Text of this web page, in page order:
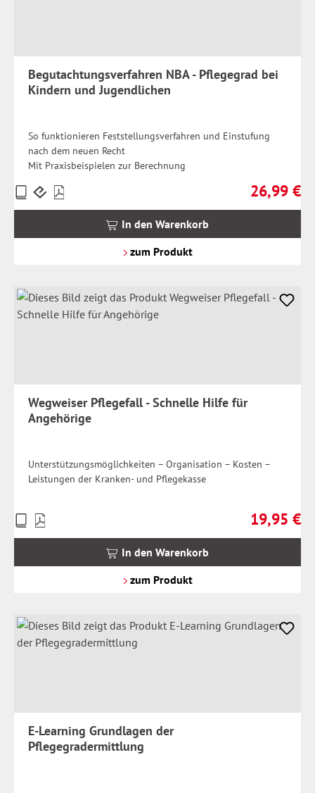
Begutachtungsverfahren NBA - Pflegegrad bei
Kindern und Jugendlichen
So funktionieren Feststellungsverfahren und Einstufung
nach dem neuen Recht
Mit Praxisbeispielen zur Berechnung
Regulärer
26,99 €
Preise
inkl.
In den Warenkorb
zum Produkt
Wegweiser Pflegefall - Schnelle Hilfe für
Angehörige
Unterstützungsmöglichkeiten – Organisation – Kosten –
Leistungen der Kranken- und Pflegekasse
Regulärer
19,95 €
Preise
inkl.
In den Warenkorb
zum Produkt
E-Learning Grundlagen der
Pflegegradermittlung